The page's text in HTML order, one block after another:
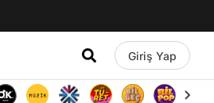
Giriş Yap